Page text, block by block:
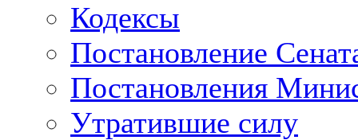
Кодексы
Постановление
Постановления
Утратившие силу